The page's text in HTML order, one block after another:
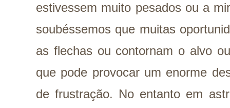
estivessem muito pesados ou a
soubéssemos que muitas
as flechas ou contornam o alvo
que pode provocar um enorme
de frustração. No entanto em